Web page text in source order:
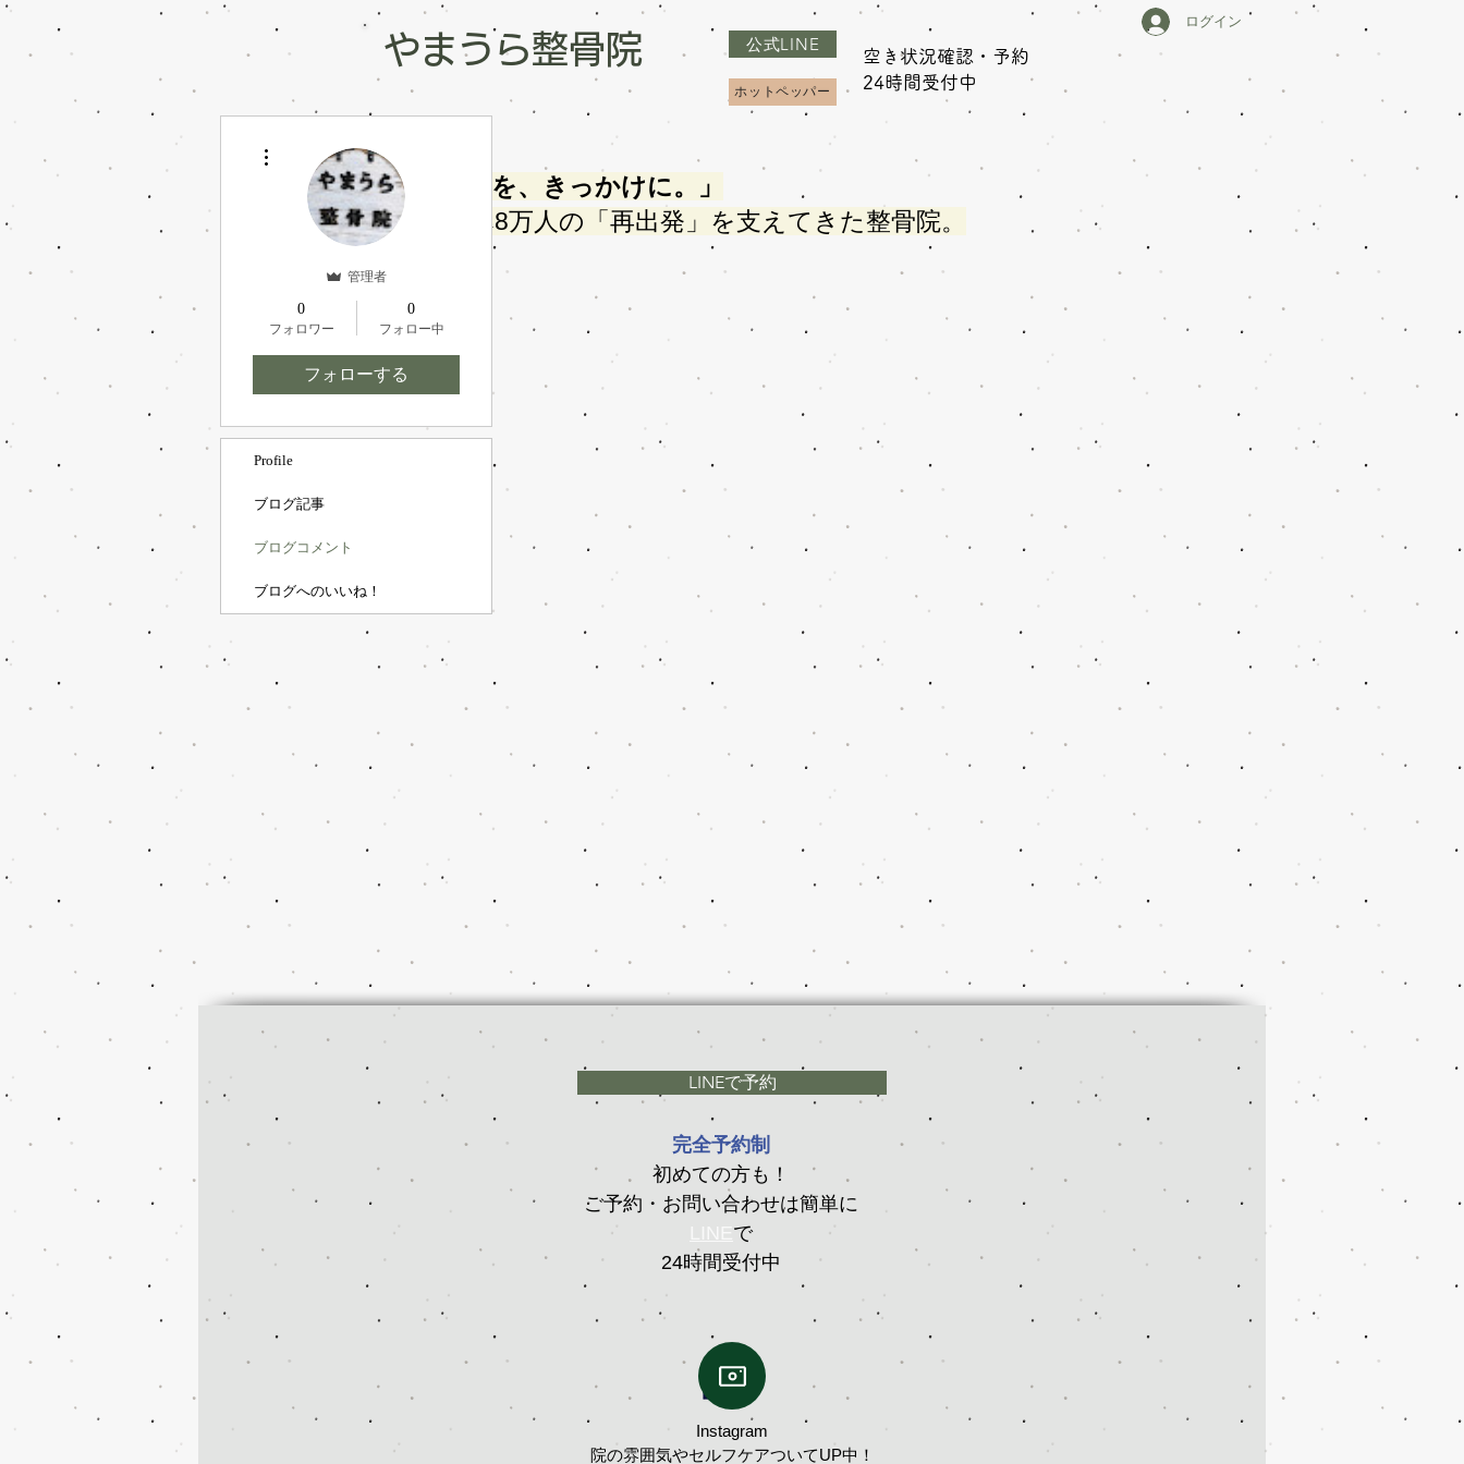
やまうら整骨院 公式LINE
ホットペッパー
空き状況確認・予約
​24時間受付中
ログイン
「体の辛さを、きっかけに。」
17年、のべ8万人の「再出発」を支えてきた整骨院。
管理者
0
フォロワー
0
フォロー中
フォローする
Profile
ブログ記事
ブログコメント
ブログへのいいね！
LINEで予約
完全予約制
初めての方も！
ご予約・お問い合わせは簡単に
で
24時間受付中
Instagram
院の雰囲気やセルフケアついてUP中！